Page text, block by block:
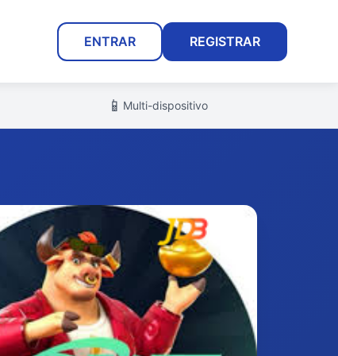
ENTRAR REGISTRAR
📱 Multi-dispositivo